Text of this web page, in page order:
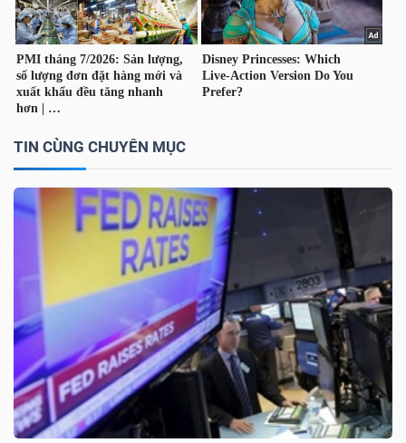
TIN CÙNG CHUYÊN MỤC